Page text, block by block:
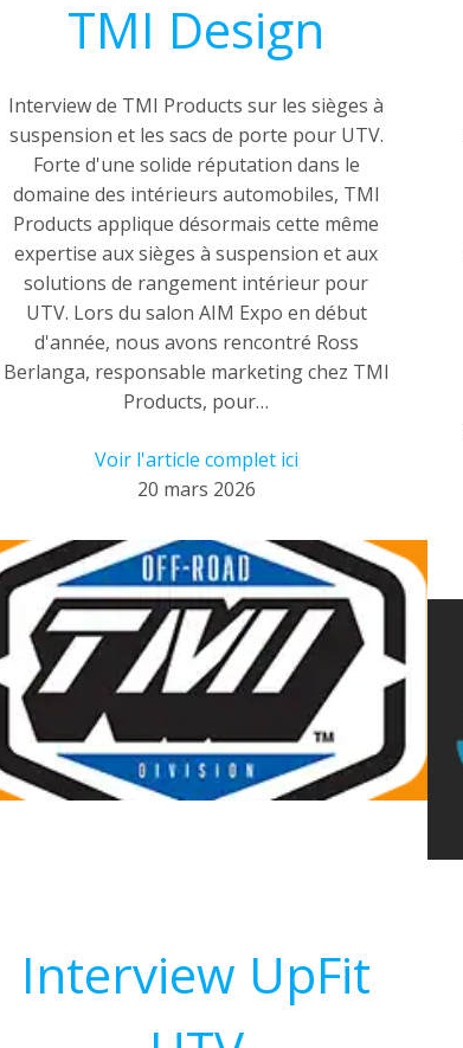
TMI Design
Interview de TMI Products sur les sièges à
suspension et les sacs de porte pour UTV.
Forte d'une solide réputation dans le
domaine des intérieurs automobiles, TMI
Products applique désormais cette même
expertise aux sièges à suspension et aux
solutions de rangement intérieur pour
UTV. Lors du salon AIM Expo en début
d'année, nous avons rencontré Ross
Berlanga, responsable marketing chez TMI
Products, pour…
Voir l'article complet ici
20 mars 2026
Interview UpFit